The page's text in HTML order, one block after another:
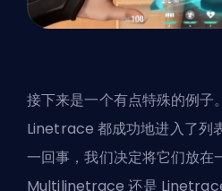
接下来是一个有点特殊的例
Linetrace 都成功地进入了列
一回事，我们决定将它们放在
Multilinetrace 还是